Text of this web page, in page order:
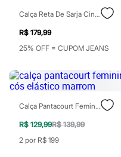
Casacos e Jaquetas
Moda esportiva
Shorts e Saias
Masculino
Em alta
Dia dos Pais
Inverno
Novidades
Roupas
Bermudas
Camisas
Calça Reta De Sarja Cintura Alta Sawary Preta
R$ 179,99
25% OFF = CUPOM JEANS
Calça Pantacourt Feminina Cós Elástico Marrom
R$ 129,99R$ 139,99
2 por R$ 199